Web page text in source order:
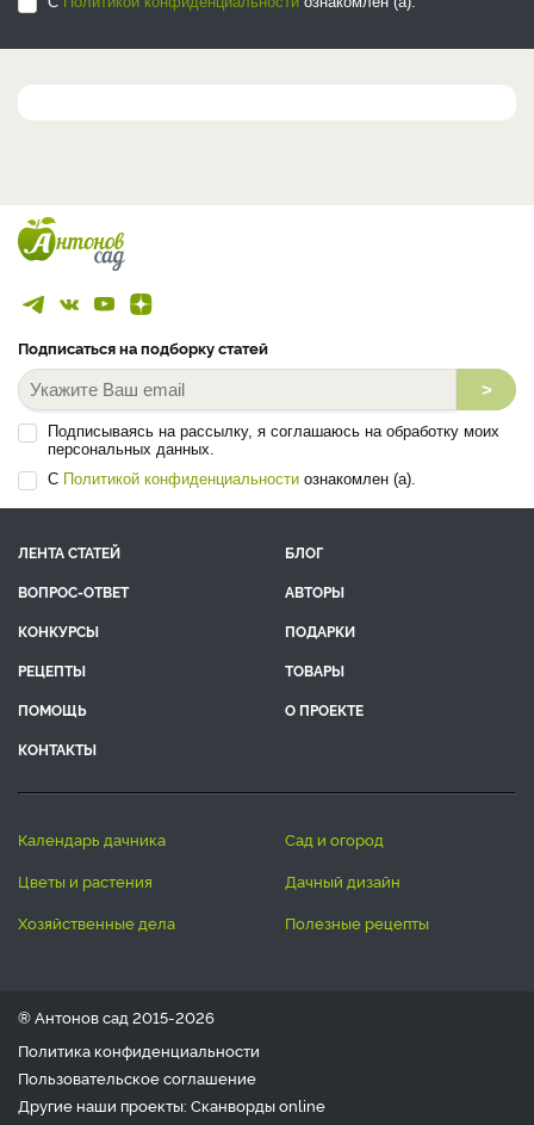
Подписаться на подборку статей
>
Подписываясь на рассылку, я соглашаюсь на обработку моих
персональных данных.
С Политикой конфиденциальности ознакомлен (а).
ЛЕНТА СТАТЕЙ
БЛОГ
ВОПРОС-ОТВЕТ
АВТОРЫ
КОНКУРСЫ
ПОДАРКИ
РЕЦЕПТЫ
ТОВАРЫ
ПОМОЩЬ
О ПРОЕКТЕ
КОНТАКТЫ
календарь дачника
сад и огород
цветы и растения
дачный дизайн
хозяйственные дела
полезные рецепты
® Антонов сад 2015-2026
Политика конфиденциальности
Пользовательское соглашение
Другие наши проекты: Сканвордыonline